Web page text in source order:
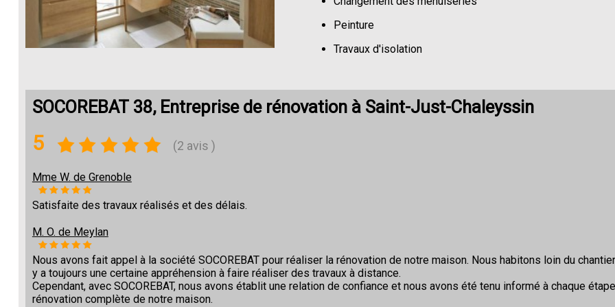
Peinture
Travaux d'isolation
SOCOREBAT 38, Entreprise de rénovation à Saint-Just-Chaleyssin
5 (2 avis )
Mme W. de Grenoble
Satisfaite des travaux réalisés et des délais.
M. O. de Meylan
Nous avons fait appel à la société SOCOREBAT pour réaliser la rénovation de notre maison. Nous habitons loin du
y a toujours une certaine appréhension à faire réaliser des travaux à distance.
Cependant, avec SOCOREBAT, nous avons établit une relation de confiance et nous avons été tenu informé à chaque
rénovation complète de notre maison.